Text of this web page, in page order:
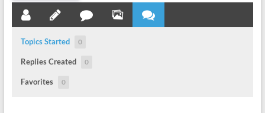
Topics Started 0
Replies Created 0
Favorites 0